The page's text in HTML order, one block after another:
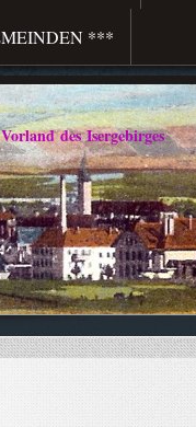
***
des Isergebirges